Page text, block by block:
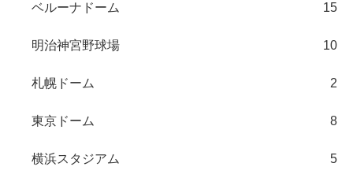
ベルーナドーム 15
明治神宮野球場 10
札幌ドーム 2
東京ドーム 8
横浜スタジアム 5